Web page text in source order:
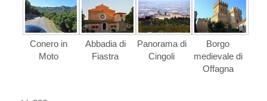
Conero in
Moto
Abbadia di
Fiastra
Panorama di
Cingoli
Borgo
medievale di
Offagna